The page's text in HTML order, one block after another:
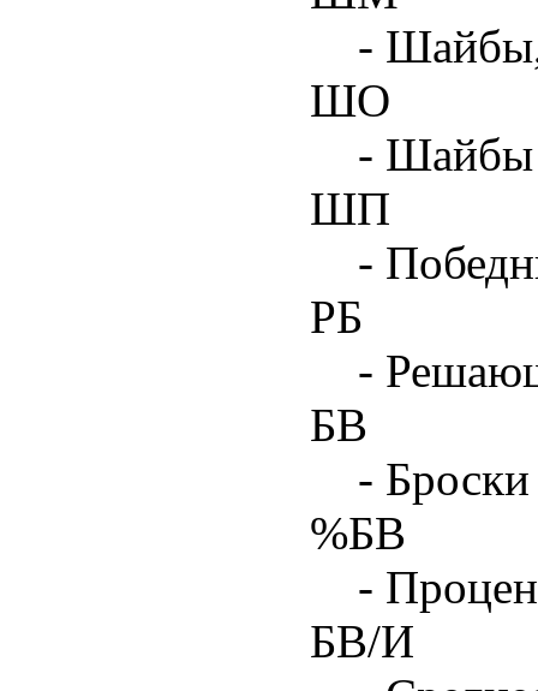
- Шайбы,
ШО
- Шайбы
ШП
-
РБ
-
БВ
-
%БВ
-
БВ/И